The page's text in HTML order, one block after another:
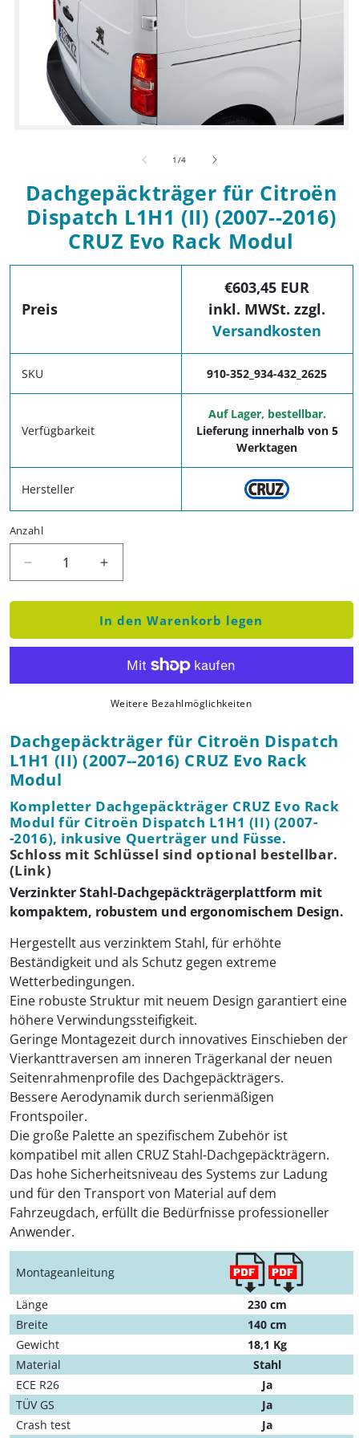
1 /von
4
Dachgepäckträger für Citroën
Dispatch L1H1 (II) (2007--2016)
CRUZ Evo Rack Modul
Preis
€603,45 EUR
inkl. MWSt. zzgl.
Versandkosten
SKU 910-352_934-432_2625
Verfügbarkeit
Auf Lager, bestellbar.
Lieferung innerhalb von 5
Werktagen
Hersteller
Anzahl
Verringere die Menge für Dachgepäckträger für
Erhöhe die Menge für
In den Warenkorb legen
Weitere Bezahlmöglichkeiten
Dachgepäckträger für Citroën Dispatch
L1H1 (II) (2007--2016) CRUZ Evo Rack
Modul
Kompletter Dachgepäckträger CRUZ Evo Rack
Modul für Citroën Dispatch L1H1 (II) (2007-
-2016), inkusive Querträger und Füsse.
Schloss mit Schlüssel sind optional bestellbar.
(Link)
Verzinkter Stahl-Dachgepäckträgerplattform mit
kompaktem, robustem und ergonomischem Design.
Hergestellt aus verzinktem Stahl, für erhöhte
Beständigkeit und als Schutz gegen extreme
Wetterbedingungen.
Eine robuste Struktur mit neuem Design garantiert eine
höhere Verwindungssteifigkeit.
Geringe Montagezeit durch innovatives Einschieben der
Vierkanttraversen am inneren Trägerkanal der neuen
Seitenrahmenprofile des Dachgepäckträgers.
Bessere Aerodynamik durch serienmäßigen
Frontspoiler.
Die große Palette an spezifischem Zubehör ist
kompatibel mit allen CRUZ Stahl-Dachgepäckträgern.
Das hohe Sicherheitsniveau des Systems zur Ladung
und für den Transport von Material auf dem
Fahrzeugdach, erfüllt die Bedürfnisse professioneller
Anwender.
Montageanleitung
Länge
230 cm
Breite
140 cm
Gewicht
18,1 Kg
Material
Stahl
ECE R26
Ja
TÜV GS
Ja
Crash test
Ja